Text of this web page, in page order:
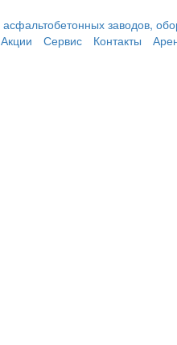
Акции Сервис Контакты